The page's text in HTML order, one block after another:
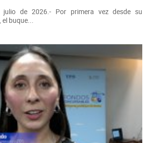
julio de 2026.- Por primera vez desde su
buque...